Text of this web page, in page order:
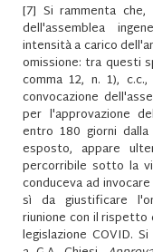
[7] Si rammenta
dell'assemblea
intensità a carico
omissione: tra questi
comma 12, n. 1),
convocazione
per l'approvazione
entro 180 giorni
esposto, appare
percorribile sotto la
conduceva ad
sì da giustificare
riunione con il rispetto
legislazione COVID.